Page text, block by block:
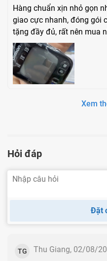
Bộ phận đi kèm
01 Máy đo huyết áp
Sách hướng dẫn sử
Hàng chuẩn xịn nhỏ gọn
giao cực nhanh, đóng gói
tặng đầy đủ, rất nên mua
Xem
Hỏi đáp
Đặt
TG Thu Giang, 02/08/